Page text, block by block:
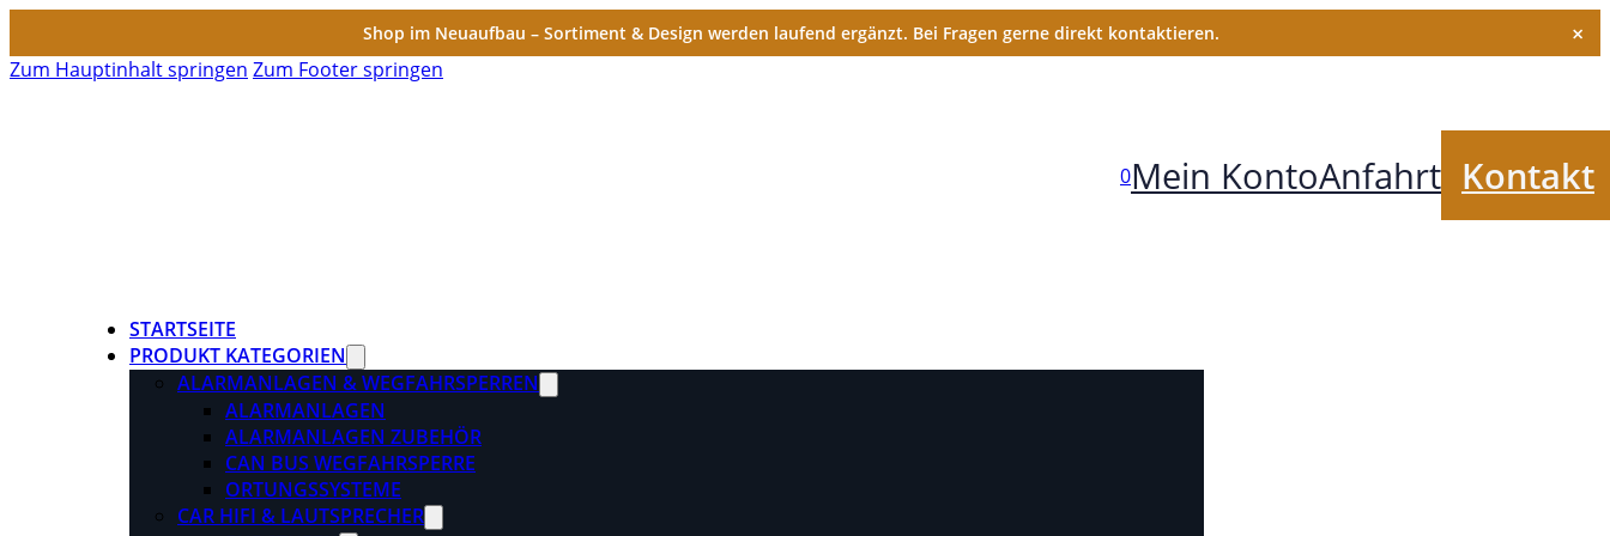
Shop im Neuaufbau – Sortiment & Design werden laufend ergänzt. Bei Fragen gerne direkt kontaktieren. ×
Zum Hauptinhalt springen Zum Footer springen
0Mein KontoAnfahrt Kontakt
STARTSEITE
PRODUKT KATEGORIEN
ALARMANLAGEN & WEGFAHRSPERREN
ALARMANLAGEN
ALARMANLAGEN ZUBEHÖR
CAN BUS WEGFAHRSPERRE
ORTUNGSSYSTEME
CAR HIFI & LAUTSPRECHER